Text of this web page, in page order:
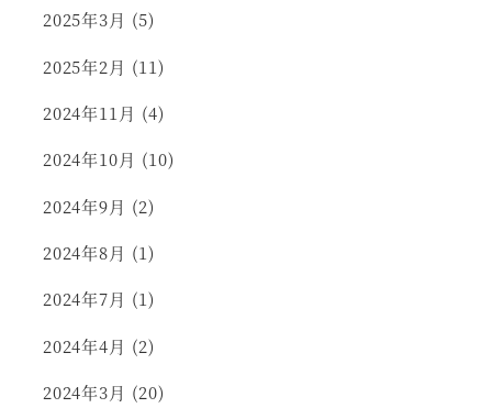
2025年3月 (5)
2025年2月 (11)
2024年11月 (4)
2024年10月 (10)
2024年9月 (2)
2024年8月 (1)
2024年7月 (1)
2024年4月 (2)
2024年3月 (20)